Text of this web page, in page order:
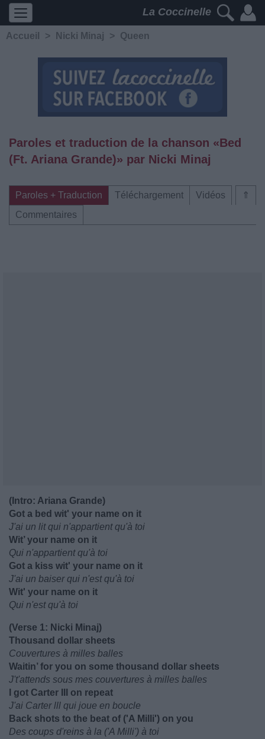
La Coccinelle
Accueil > Nicki Minaj > Queen
Paroles et traduction de la chanson «Bed
(Ft. Ariana Grande)» par Nicki Minaj
⇑
Paroles + Traduction Téléchargement
Vidéos
Commentaires
(Intro: Ariana Grande)
Got a bed wit' your name on it
J'ai un lit qui n'appartient qu'à toi
Wit’ your name on it
Qui n'appartient qu'à toi
Got a kiss wit' your name on it
J'ai un baiser qui n'est qu'à toi
Wit' your name on it
Qui n'est qu'à toi
(Verse 1: Nicki Minaj)
Thousand dollar sheets
Couvertures à milles balles
Waitin’ for you on some thousand dollar sheets
J't'attends sous mes couvertures à milles balles
I got Carter III on repeat
J'ai Carter lll qui joue en boucle
Back shots to the beat of ('A Milli') on you
Des coups d'reins à la ('A Milli') à toi